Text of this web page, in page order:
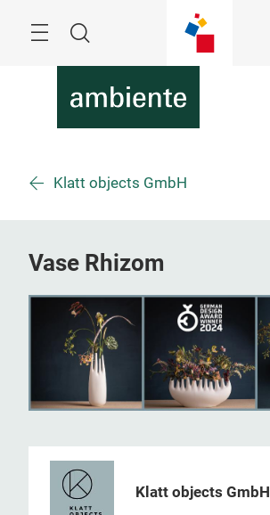
Suche
Klatt objects GmbH
Vase Rhizom
Klatt objects GmbH